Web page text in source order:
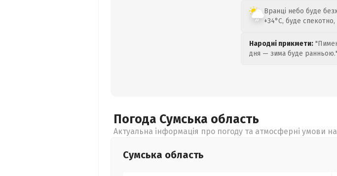
Вранці небо буде
+34°C, буде
Народні прикмети:
дня — зима буде ранньою."
Погода Сумська область
Актуальна інформація про погоду та атмосферні умови на
Сумська область